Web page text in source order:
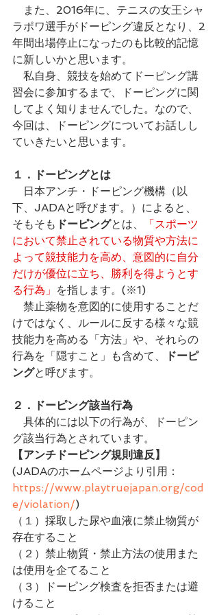
また、2016年に、テニスの女王シャ
ラポワ選手がドーピング違反となり、2
年間出場停止になったのも比較的記憶
に新しいかと思います。
私自身、競技を始めてドーピング講
習会に参加するまで、ドーピングに関
してよく知りませんでした。なので、
今回は、ドーピングについてお話しし
ていきたいと思います。
１．ドーピングとは
日本アンチ・ドーピング機構（以
下、JADAと呼びます。）によると、
そもそも ドーピングとは、
「スポーツ
において禁止されている物質や方法に
よって競技能力を高め、意図的に自分
だけが優位に立ち、勝利を得ようとす
る行為」 を指します。(※1)
禁止薬物を意図的に使用することだ
けではなく、ルールに反する様々な競
技能力を高める「方法」や、それらの
行為を「隠すこと」も含めて、
ドーピ
ングと呼びます。
２．ドーピング該当行為
具体的には以下の行為が、ドーピン
グ該当行為とされています。
【アンチドーピング規則違反】
(JADAのホームページより引用：
https://www.playtruejapan.org/cod
e/violation/)
（１）採取した尿や血液に禁止物質が
存在すること
（２）禁止物質・禁止方法の使用また
は使用を企てること
（３）ドーピング検査を拒否または避
けること